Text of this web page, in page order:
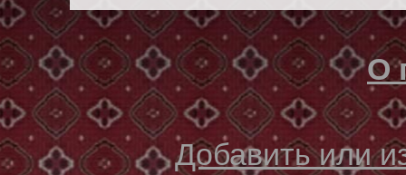
О
Добавить или